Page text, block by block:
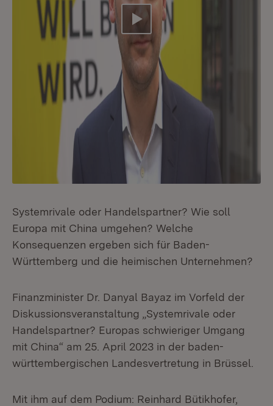
Video abspielen
Systemrivale oder Handelspartner? Wie soll
Europa mit China umgehen? Welche
Konsequenzen ergeben sich für Baden-
Württemberg und die heimischen Unternehmen?
Finanzminister Dr. Danyal Bayaz im Vorfeld der
Diskussionsveranstaltung „Systemrivale oder
Handelspartner? Europas schwieriger Umgang
mit China“ am 25. April 2023 in der baden-
württembergischen Landesvertretung in Brüssel.
Mit ihm auf dem Podium: Reinhard Bütikhofer,